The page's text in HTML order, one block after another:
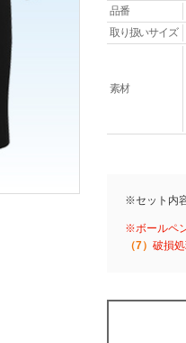
品番
取り扱いサイズ
素材
※セット内
※ボールペ
（7） 破損